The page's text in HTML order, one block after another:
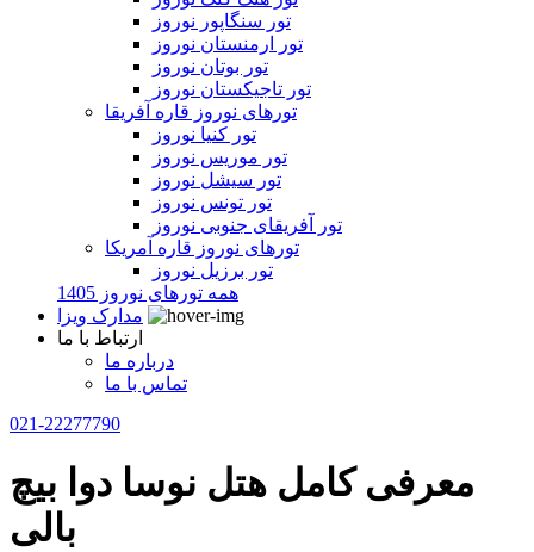
تور سنگاپور نوروز
تور ارمنستان نوروز
تور بوتان نوروز
تور تاجیکستان نوروز
تورهای نوروز قاره آفریقا
تور کنیا نوروز
تور موریس نوروز
تور سیشل نوروز
تور تونس نوروز
تور آفریقای جنوبی نوروز
تورهای نوروز قاره آمریکا
تور برزیل نوروز
همه تورهای نوروز 1405
مدارک ویزا
ارتباط با ما
درباره ما
تماس با ما
021-22277790
معرفی کامل هتل نوسا دوا بیچ
بالی